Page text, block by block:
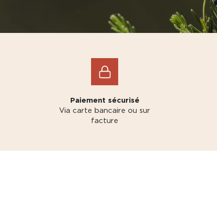
Paiement sécurisé
Via carte bancaire ou sur
facture